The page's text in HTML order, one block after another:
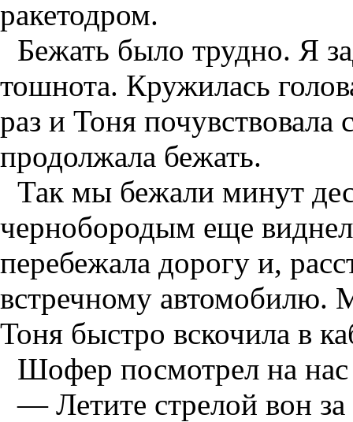
ракетодром.
Бежать было трудно. Я
тошнота. Кружилась
раз и Тоня
продолжала бежать.
Так мы бежали минут
чернобородым еще
перебежала дорогу и,
встречному автомобилю.
Тоня быстро вскочила в
Шофер посмотрел на
— Летите стрелой вон